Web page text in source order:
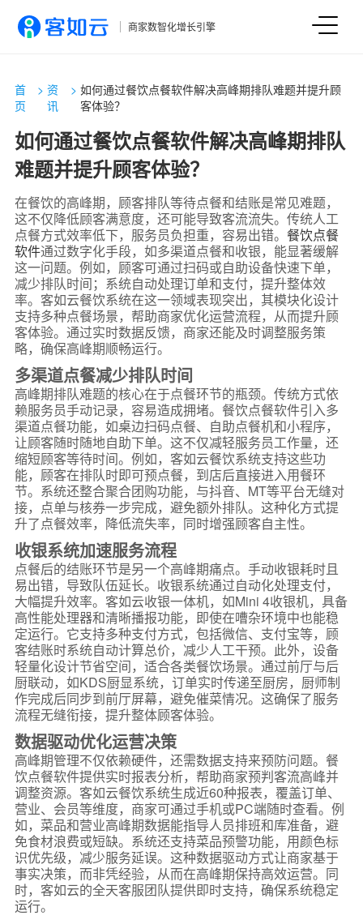
商家数智化增长引擎
首
页
>资
讯
> 如何通过餐饮点餐软件解决高峰期排队难题并提升顾
客体验？
如何通过餐饮点餐软件解决高峰期排队
难题并提升顾客体验？
在餐饮的高峰期，顾客排队等待点餐和结账是常见难题，
这不仅降低顾客满意度，还可能导致客流流失。传统人工
点餐方式效率低下，服务员负担重，容易出错。 餐饮点餐
软件通过数字化手段，如多渠道点餐和收银，能显著缓解
这一问题。例如，顾客可通过扫码或自助设备快速下单，
减少排队时间；系统自动处理订单和支付，提升整体效
率。客如云餐饮系统在这一领域表现突出，其模块化设计
支持多种点餐场景，帮助商家优化运营流程，从而提升顾
客体验。通过实时数据反馈，商家还能及时调整服务策
略，确保高峰期顺畅运行。
多渠道点餐减少排队时间
高峰期排队难题的核心在于点餐环节的瓶颈。传统方式依
赖服务员手动记录，容易造成拥堵。餐饮点餐软件引入多
渠道点餐功能，如桌边扫码点餐、自助点餐机和小程序，
让顾客随时随地自助下单。这不仅减轻服务员工作量，还
缩短顾客等待时间。例如，客如云餐饮系统支持这些功
能，顾客在排队时即可预点餐，到店后直接进入用餐环
节。系统还整合聚合团购功能，与抖音、MT等平台无缝对
接，点单与核券一步完成，避免额外排队。这种化方式提
升了点餐效率，降低流失率，同时增强顾客自主性。
收银系统加速服务流程
点餐后的结账环节是另一个高峰期痛点。手动收银耗时且
易出错，导致队伍延长。收银系统通过自动化处理支付，
大幅提升效率。客如云收银一体机，如Mini 4收银机，具备
高性能处理器和清晰播报功能，即使在嘈杂环境中也能稳
定运行。它支持多种支付方式，包括微信、支付宝等，顾
客结账时系统自动计算总价，减少人工干预。此外，设备
轻量化设计节省空间，适合各类餐饮场景。通过前厅与后
厨联动，如KDS厨显系统，订单实时传递至厨房，厨师制
作完成后同步到前厅屏幕，避免催菜情况。这确保了服务
流程无缝衔接，提升整体顾客体验。
数据驱动优化运营决策
高峰期管理不仅依赖硬件，还需数据支持来预防问题。餐
饮点餐软件提供实时报表分析，帮助商家预判客流高峰并
调整资源。客如云餐饮系统生成近60种报表，覆盖订单、
营业、会员等维度，商家可通过手机或PC端随时查看。例
如，菜品和营业高峰期数据能指导人员排班和库准备，避
免食材浪费或短缺。系统还支持菜品预警功能，用颜色标
识优先级，减少服务延误。这种数据驱动方式让商家基于
事实决策，而非凭经验，从而在高峰期保持高效运营。同
时，客如云的全天客服团队提供即时支持，确保系统稳定
运行。